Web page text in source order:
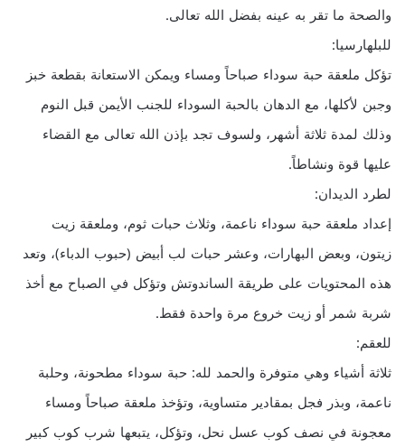
والصحة ما تقر به عينه بفضل الله تعالى.
للبلهارسيا:
تؤكل ملعقة حبة سوداء صباحاً ومساء ويمكن الاستعانة بقطعة خبز
وجبن لأكلها، مع الدهان بالحبة السوداء للجنب الأيمن قبل النوم
وذلك لمدة ثلاثة أشهر، ولسوف تجد بإذن الله تعالى مع القضاء
عليها قوة ونشاطاً.
لطرد الديدان:
إعداد ملعقة حبة سوداء ناعمة، وثلاث حبات ثوم، وملعقة زيت
زيتون، وبعض البهارات، وعشر حبات لب أبيض (حبوب الدباء)، وتعد
هذه المحتويات على طريقة الساندوتش وتؤكل في الصباح مع أخذ
شربة شمر أو زيت خروع مرة واحدة فقط.
للعقم:
ثلاثة أشياء وهي متوفرة والحمد لله: حبة سوداء مطحونة، وحلبة
ناعمة، وبذر فجل بمقادير متساوية، وتؤخذ ملعقة صباحاً ومساء
معجونة في نصف كوب عسل نحل، وتؤكل، يتبعها شرب كوب كبير